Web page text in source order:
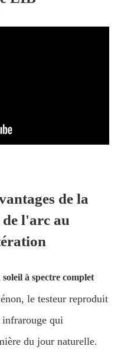
de la
l'arc au
à spectre complet
le testeur reproduit
qui
du jour naturelle.